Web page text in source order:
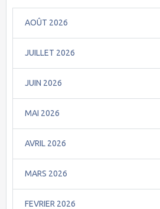
AOÛT 2026
JUILLET 2026
JUIN 2026
MAI 2026
AVRIL 2026
MARS 2026
FEVRIER 2026